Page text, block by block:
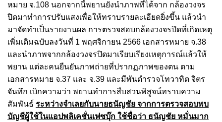
หมาย จ.108 นอกจากนี้พยานยังนําภาพที่ได้จาก กล้องวงจร
ปิดมาทําการปรับแสงเพื่อให้ทราบรายละเอียดยิ่งขึ้น แล้วนํา
มาจัดทําเป็นรายงานผล การตรวจสอบกล้องวงจรปิดที่เกิดเหตุ
เพิ่มเติมฉบับลงวันที่ 1 พฤศจิกายน 2566 เอกสารหมาย จ.38
และนําภาพจากกล้องวงจรปิดมาเรียบเรียงเหตุการณ์แล้วให้
พยาน แต่ละคนยืนยันภาพถ่ายที่ปรากฏภาพของตน ตาม
เอกสารหมาย จ.37 และ จ.39 และมีพันตํารวจโทวาทิต จิตร
จันทึก เบิกความว่า พยานทําการสืบสวนพิสูจน์ทราบความ
สัมพันธ์ ระหว่างจําเลยกับนายธนัญชัย จากการตรวจสอบพบ
บัญชีผู้ใช้ในแอปพลิเคชั่นเฟซบุ๊ก ใช้ชื่อว่า ธนัญชัย หมั่นมาก